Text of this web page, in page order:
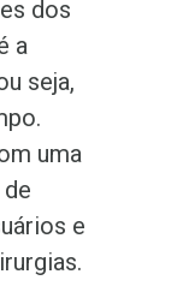
dos
a
seja,
uma
e